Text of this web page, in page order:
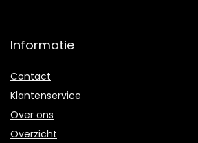
Informatie
Contact
Klantenservice
Over ons
Overzicht